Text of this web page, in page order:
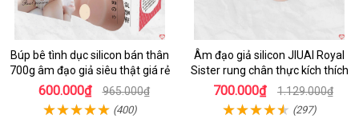
Búp bê tình dục silicon bán thân
700g âm đạo giả siêu thật giá rẻ
600.000₫ 965.000₫
(400)
Âm đạo giả silicon JIUAI Royal
Sister rung chân thực kích thích
700.000₫ 1.129.000₫
(297)